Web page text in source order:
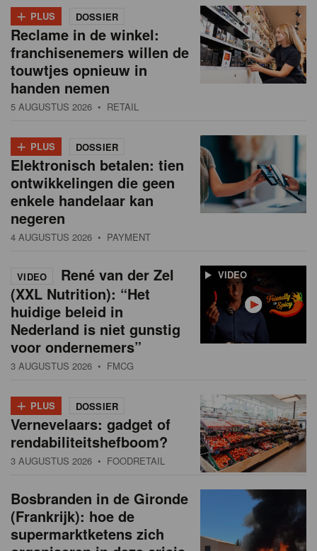
+ PLUS DOSSIER
Reclame in de winkel:
franchisenemers willen de
touwtjes opnieuw in
handen nemen
5 AUGUSTUS 2026 • RETAIL
+ PLUS DOSSIER
Elektronisch betalen: tien
ontwikkelingen die geen
enkele handelaar kan
negeren
4 AUGUSTUS 2026 • PAYMENT
VIDEO
VIDEO
René van der Zel
(XXL Nutrition): “Het
huidige beleid in
Nederland is niet gunstig
voor ondernemers”
3 AUGUSTUS 2026 • FMCG
+ PLUS DOSSIER
Vernevelaars: gadget of
rendabiliteitshefboom?
3 AUGUSTUS 2026 • FOODRETAIL
Bosbranden in de Gironde
(Frankrijk): hoe de
supermarktketens zich